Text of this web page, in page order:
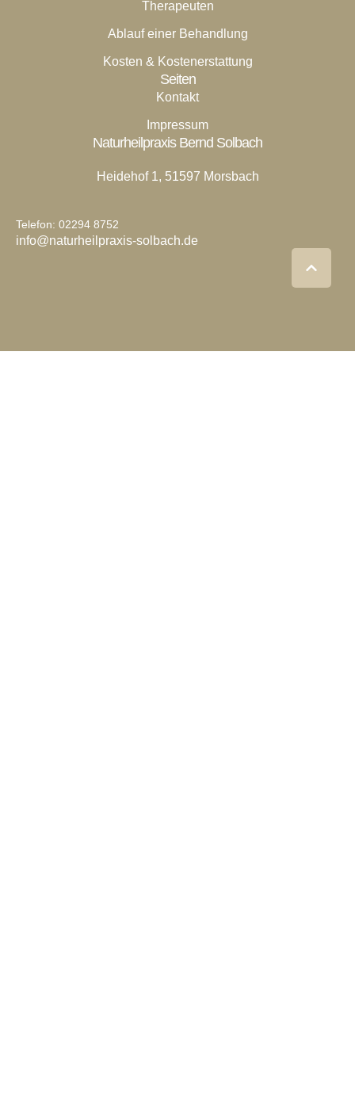
Therapeuten
Ablauf einer Behandlung
Kosten & Kostenerstattung
Seiten
Kontakt
Impressum
Naturheilpraxis Bernd Solbach
Heidehof 1, 51597 Morsbach
Telefon: 02294 8752
info@naturheilpraxis-solbach.de